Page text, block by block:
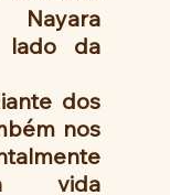
lado da
dos
nos
vida